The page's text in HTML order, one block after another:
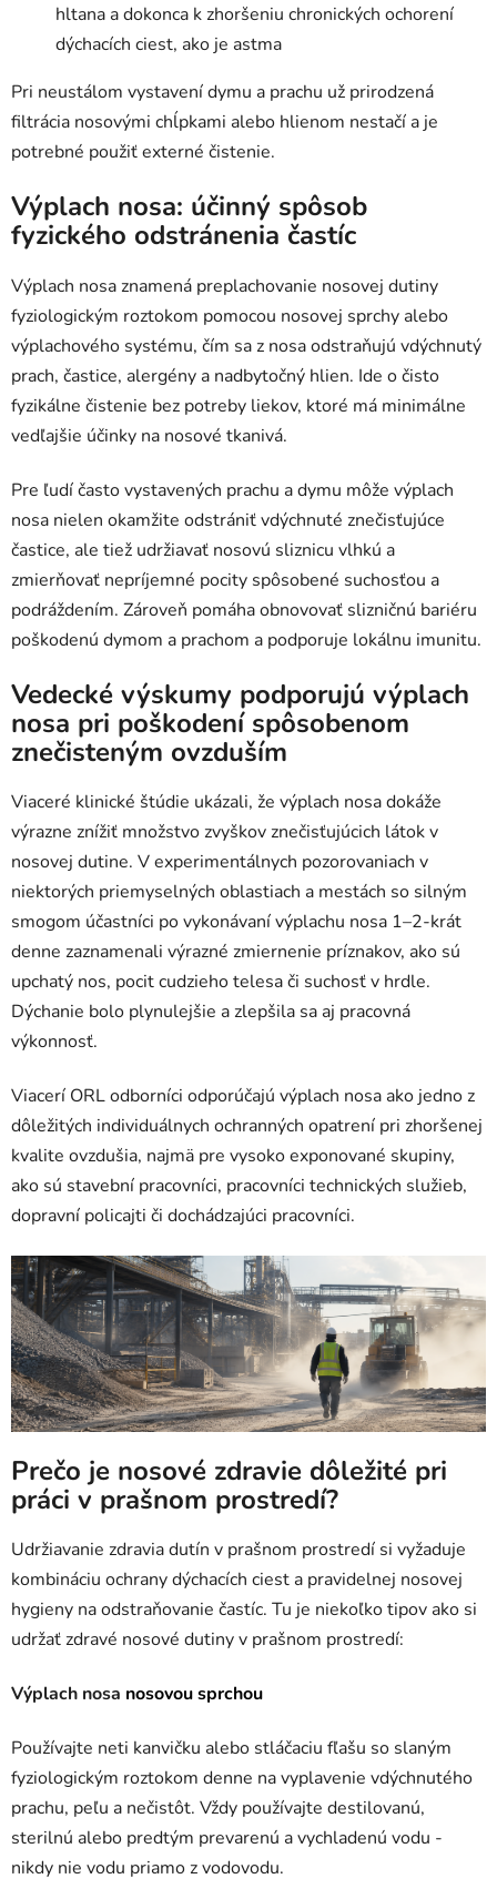
hltana a dokonca k zhoršeniu chronických ochorení
dýchacích ciest, ako je astma
Pri neustálom vystavení dymu a prachu už prirodzená
filtrácia nosovými chĺpkami alebo hlienom nestačí a je
potrebné použiť externé čistenie.
Výplach nosa: účinný spôsob
fyzického odstránenia častíc
Výplach nosa znamená preplachovanie nosovej dutiny
fyziologickým roztokom pomocou nosovej sprchy alebo
výplachového systému, čím sa z nosa odstraňujú vdýchnutý
prach, častice, alergény a nadbytočný hlien. Ide o čisto
fyzikálne čistenie bez potreby liekov, ktoré má minimálne
vedľajšie účinky na nosové tkanivá.
Pre ľudí často vystavených prachu a dymu môže výplach
nosa nielen okamžite odstrániť vdýchnuté znečisťujúce
častice, ale tiež udržiavať nosovú sliznicu vlhkú a
zmierňovať nepríjemné pocity spôsobené suchosťou a
podráždením. Zároveň pomáha obnovovať slizničnú bariéru
poškodenú dymom a prachom a podporuje lokálnu imunitu.
Vedecké výskumy podporujú výplach
nosa pri poškodení spôsobenom
znečisteným ovzduším
Viaceré klinické štúdie ukázali, že výplach nosa dokáže
výrazne znížiť množstvo zvyškov znečisťujúcich látok v
nosovej dutine. V experimentálnych pozorovaniach v
niektorých priemyselných oblastiach a mestách so silným
smogom účastníci po vykonávaní výplachu nosa 1–2-krát
denne zaznamenali výrazné zmiernenie príznakov, ako sú
upchatý nos, pocit cudzieho telesa či suchosť v hrdle.
Dýchanie bolo plynulejšie a zlepšila sa aj pracovná
výkonnosť.
Viacerí ORL odborníci odporúčajú výplach nosa ako jedno z
dôležitých individuálnych ochranných opatrení pri zhoršenej
kvalite ovzdušia, najmä pre vysoko exponované skupiny,
ako sú stavební pracovníci, pracovníci technických služieb,
dopravní policajti či dochádzajúci pracovníci.
Prečo je nosové zdravie dôležité pri
práci v prašnom prostredí?
Udržiavanie zdravia dutín v prašnom prostredí si vyžaduje
kombináciu ochrany dýchacích ciest a pravidelnej nosovej
hygieny na odstraňovanie častíc. Tu je niekoľko tipov ako si
udržať zdravé nosové dutiny v prašnom prostredí:
Výplach nosa nosovou sprchou
Používajte neti kanvičku alebo stláčaciu fľašu so slaným
fyziologickým roztokom denne na vyplavenie vdýchnutého
prachu, peľu a nečistôt. Vždy používajte destilovanú,
sterilnú alebo predtým prevarenú a vychladenú vodu -
nikdy nie vodu priamo z vodovodu.